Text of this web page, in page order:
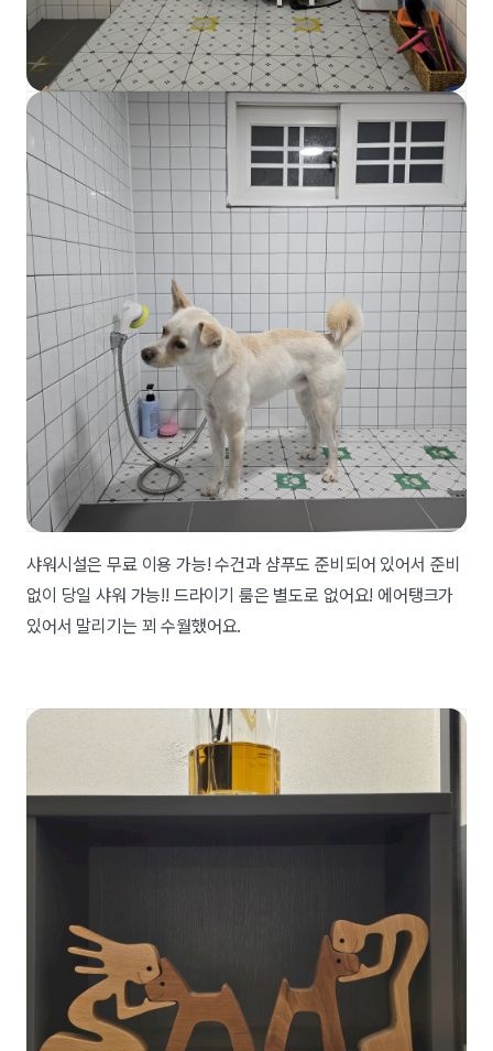
샤워시설은 무료 이용 가능! 수건과 샴푸도 준비되어 있어서 준비
없이 당일 샤워 가능!! 드라이기 룸은 별도로 없어요! 에어탱크가
있어서 말리기는 꾀 수월했어요.